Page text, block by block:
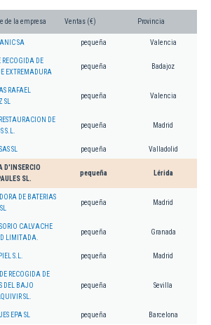
de la empresa Ventas (€) Provincia
SA pequeña Valencia
RECOGIDA DE
EXTREMADURA
pequeña Badajoz
RAFAEL
pequeña Valencia
DE
S.L.
pequeña Madrid
SL pequeña Valladolid
D'INSERCIO
SL.
pequeña Lérida
DE BATERIAS
pequeña Madrid
CALVACHE
LIMITADA.
pequeña Granada
S.L. pequeña Madrid
RECOGIDA DE
DEL BAJO
SL.
pequeña Sevilla
EPA SL pequeña Barcelona